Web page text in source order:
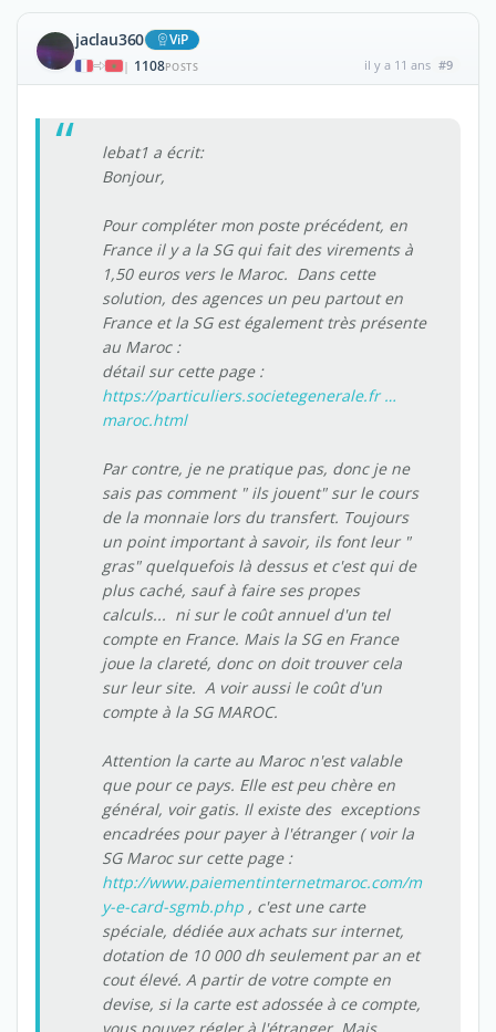
jaclau360 ViP
| 1108POSTS il y a 11 ans #9
lebat1 a écrit:
Bonjour,
Pour compléter mon poste précédent, en
France il y a la SG qui fait des virements à
1,50 euros vers le Maroc. Dans cette
solution, des agences un peu partout en
France et la SG est également très présente
au Maroc :
détail sur cette page :
https://particuliers.societegenerale.fr …
maroc.html
Par contre, je ne pratique pas, donc je ne
sais pas comment " ils jouent" sur le cours
de la monnaie lors du transfert. Toujours
un point important à savoir, ils font leur "
gras" quelquefois là dessus et c'est qui de
plus caché, sauf à faire ses propes
calculs... ni sur le coût annuel d'un tel
compte en France. Mais la SG en France
joue la clareté, donc on doit trouver cela
sur leur site. A voir aussi le coût d'un
compte à la SG MAROC.
Attention la carte au Maroc n'est valable
que pour ce pays. Elle est peu chère en
général, voir gatis. Il existe des exceptions
encadrées pour payer à l'étranger ( voir la
SG Maroc sur cette page :
http://www.paiementinternetmaroc.com/m
y-e-card-sgmb.php , c'est une carte
spéciale, dédiée aux achats sur internet,
dotation de 10 000 dh seulement par an et
cout élevé. A partir de votre compte en
devise, si la carte est adossée à ce compte,